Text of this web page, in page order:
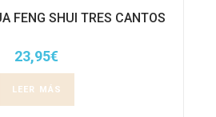
FENG SHUI TRES CANTOS
23,95€
LEER MÁS